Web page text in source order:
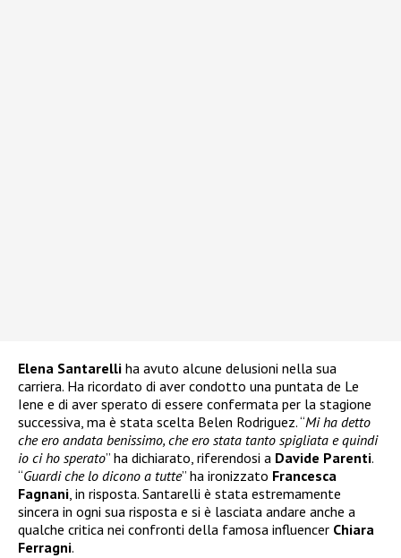
Elena Santarelli ha avuto alcune delusioni nella sua
carriera. Ha ricordato di aver condotto una puntata de Le
Iene e di aver sperato di essere confermata per la stagione
successiva, ma è stata scelta Belen Rodriguez. “Mi ha detto
che ero andata benissimo, che ero stata tanto spigliata e quindi
io ci ho sperato” ha dichiarato, riferendosi a Davide Parenti.
“Guardi che lo dicono a tutte” ha ironizzato Francesca
Fagnani, in risposta. Santarelli è stata estremamente
sincera in ogni sua risposta e si è lasciata andare anche a
qualche critica nei confronti della famosa influencer Chiara
Ferragni.